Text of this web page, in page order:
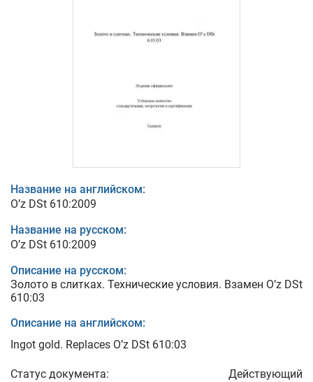
Название на английском:
O’z DSt 610:2009
Название на русском:
O’z DSt 610:2009
Описание на русском:
Золото в слитках. Технические условия. Взамен O’z DSt
610:03
Описание на английском:
Ingot gold. Replaces O’z DSt 610:03
Статус документа: Действующий